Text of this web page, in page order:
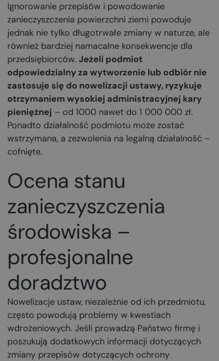
Ignorowanie przepisów i powodowanie
zanieczyszczenia powierzchni ziemi powoduje
jednak nie tylko długotrwałe zmiany w naturze, ale
również bardziej namacalne konsekwencje dla
przedsiębiorców. Jeżeli podmiot
odpowiedzialny za wytworzenie lub odbiór nie
zastosuje się do nowelizacji ustawy, ryzykuje
otrzymaniem wysokiej administracyjnej kary
pieniężnej – od 1000 nawet do 1 000 000 zł.
Ponadto działalność podmiotu może zostać
wstrzymana, a zezwolenia na legalną działalność –
cofnięte.
Ocena stanu
zanieczyszczenia
środowiska –
profesjonalne
doradztwo
Nowelizacje ustaw, niezależnie od ich przedmiotu,
często powodują problemy w kwestiach
wdrożeniowych. Jeśli prowadzą Państwo firmę i
poszukują dodatkowych informacji dotyczących
zmiany przepisów dotyczących ochrony